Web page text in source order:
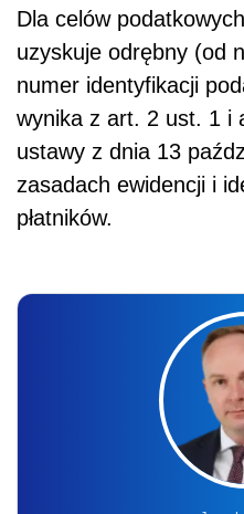
Dla celów podatkowych
uzyskuje odrębny (od
numer identyfikacji
wynika z art. 2 ust. 1 i
ustawy z dnia 13
zasadach ewidencji i
płatników.